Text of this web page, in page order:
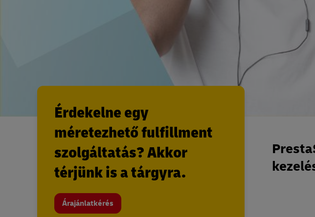
Érdekelne egy
méretezhető fulfillment
szolgáltatás? Akkor
térjünk is a tárgyra.
Árajánlatkérés